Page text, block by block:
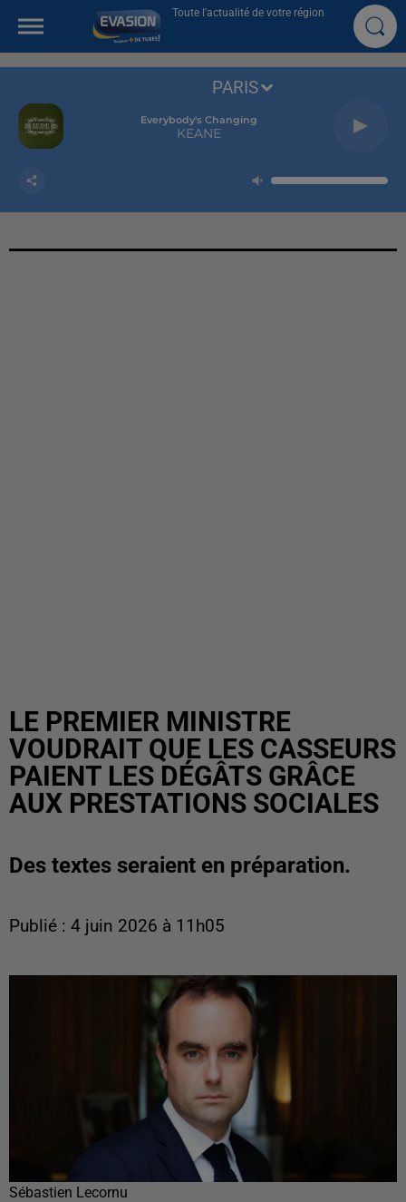
Toute l'actualité de votre région
Everybody's Changing
KEANE
PARIS
LE PREMIER MINISTRE
VOUDRAIT QUE LES CASSEURS
PAIENT LES DÉGÂTS GRÂCE
AUX PRESTATIONS SOCIALES
Des textes seraient en préparation.
Publié : 4 juin 2026 à 11h05
Sébastien Lecornu